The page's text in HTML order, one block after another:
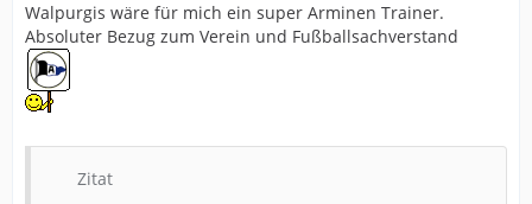
Walpurgis wäre für mich ein super Arminen Trainer.
Absoluter Bezug zum Verein und Fußballsachverstand
Zitat